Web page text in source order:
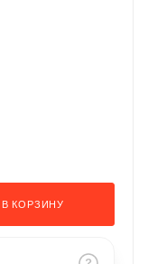
В КОРЗИНУ